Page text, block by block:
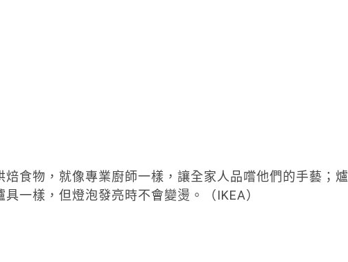
食物，就像專業廚師一樣，讓全家人品嚐他們的手藝；爐
一樣，但燈泡發亮時不會變燙。（IKEA）